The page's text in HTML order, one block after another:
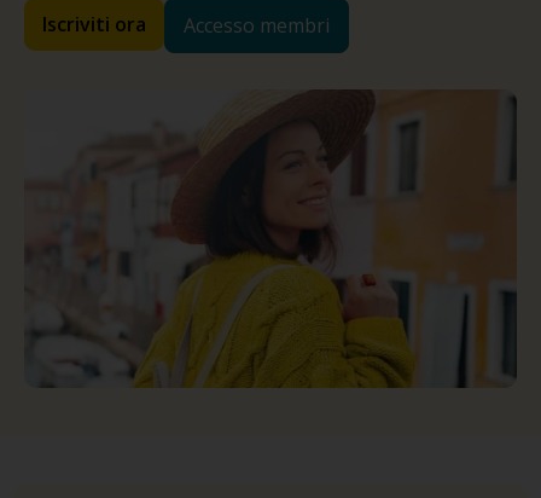
Iscriviti ora Accesso membri